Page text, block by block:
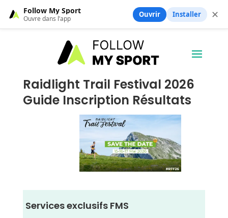
Raidlight Trail Festival 2026
Guide Inscription Résultats
Services exclusifs FMS
Follow My Sport
Ouvre dans l’app Ouvrir Installer ✕